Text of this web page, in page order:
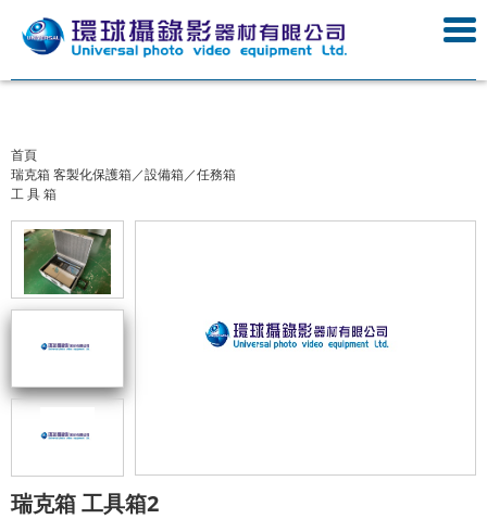
首頁
瑞克箱 客製化保護箱／設備箱／任務箱
工 具 箱
瑞克箱 工具箱2